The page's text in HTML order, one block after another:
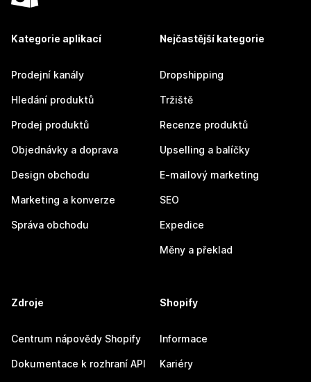
Kategorie aplikací
Prodejní kanály
Hledání produktů
Prodej produktů
Objednávky a doprava
Design obchodu
Marketing a konverze
Správa obchodu
Nejčastější kategorie
Dropshipping
Tržiště
Recenze produktů
Upselling a balíčky
E-mailový marketing
SEO
Expedice
Měny a překlad
Zdroje
Centrum nápovědy Shopify
Dokumentace k rozhraní API
Shopify
Informace
Kariéry